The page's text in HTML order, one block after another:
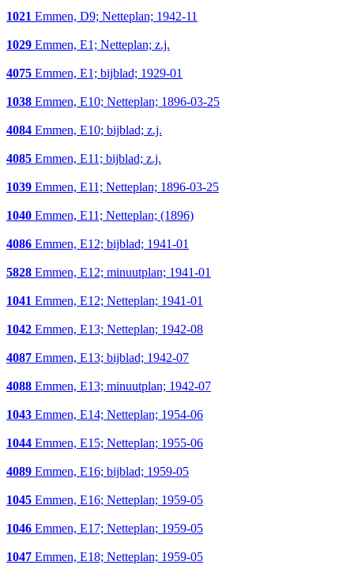
1021 Emmen, D9; Netteplan; 1942-11
1029 Emmen, E1; Netteplan; z.j.
4075 Emmen, E1; bijblad; 1929-01
1038 Emmen, E10; Netteplan; 1896-03-25
4084 Emmen, E10; bijblad; z.j.
4085 Emmen, E11; bijblad; z.j.
1039 Emmen, E11; Netteplan; 1896-03-25
1040 Emmen, E11; Netteplan; (1896)
4086 Emmen, E12; bijblad; 1941-01
5828 Emmen, E12; minuutplan; 1941-01
1041 Emmen, E12; Netteplan; 1941-01
1042 Emmen, E13; Netteplan; 1942-08
4087 Emmen, E13; bijblad; 1942-07
4088 Emmen, E13; minuutplan; 1942-07
1043 Emmen, E14; Netteplan; 1954-06
1044 Emmen, E15; Netteplan; 1955-06
4089 Emmen, E16; bijblad; 1959-05
1045 Emmen, E16; Netteplan; 1959-05
1046 Emmen, E17; Netteplan; 1959-05
1047 Emmen, E18; Netteplan; 1959-05